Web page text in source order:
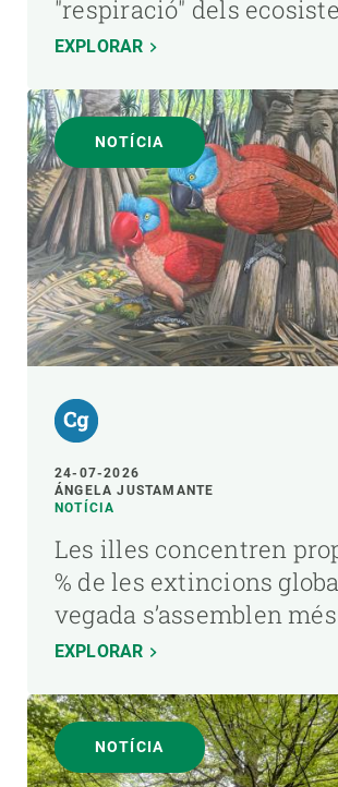
"respiració" dels
EXPLORAR
NOTÍCIA
24-07-2026
ÁNGELA JUSTAMANTE
NOTÍCIA
Les illes concentren
% de les extincions
vegada s’assemblen més
EXPLORAR
NOTÍCIA